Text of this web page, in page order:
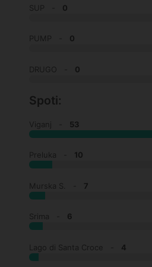
SUP - 0
PUMP - 0
DRUGO - 0
Spoti:
Viganj - 53
Preluka - 10
Murska S. - 7
Srima - 6
Lago di Santa Croce - 4